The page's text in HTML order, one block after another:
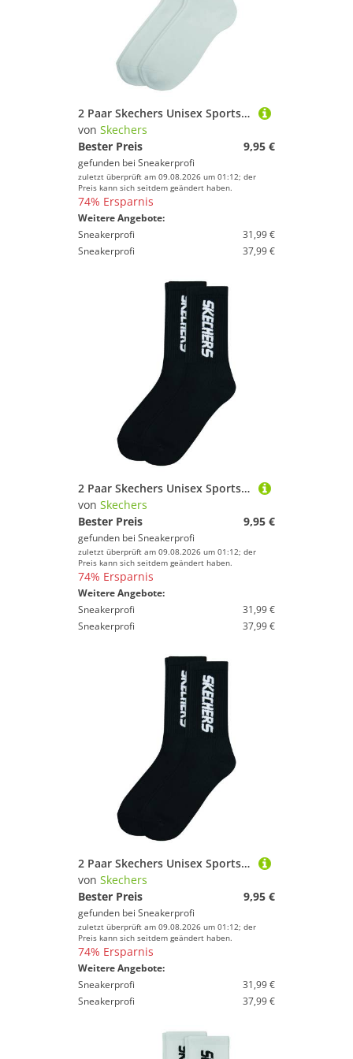
2 Paar Skechers Unisex Sportsocken Tennissocken cushioned line Socken SK41042
von Skechers
Bester Preis
9,95 €
gefunden bei Sneakerprofi
zuletzt überprüft am 09.08.2026 um 01:12; der
Preis kann sich seitdem geändert haben.
74% Ersparnis
Weitere Angebote:
Sneakerprofi
31,99 €
Sneakerprofi
37,99 €
2 Paar Skechers Unisex Sportsocken Tennissocken cushioned line Socken SK41042
von Skechers
Bester Preis
9,95 €
gefunden bei Sneakerprofi
zuletzt überprüft am 09.08.2026 um 01:12; der
Preis kann sich seitdem geändert haben.
74% Ersparnis
Weitere Angebote:
Sneakerprofi
31,99 €
Sneakerprofi
37,99 €
2 Paar Skechers Unisex Sportsocken Tennissocken cushioned line Socken SK41042
von Skechers
Bester Preis
9,95 €
gefunden bei Sneakerprofi
zuletzt überprüft am 09.08.2026 um 01:12; der
Preis kann sich seitdem geändert haben.
74% Ersparnis
Weitere Angebote:
Sneakerprofi
31,99 €
Sneakerprofi
37,99 €